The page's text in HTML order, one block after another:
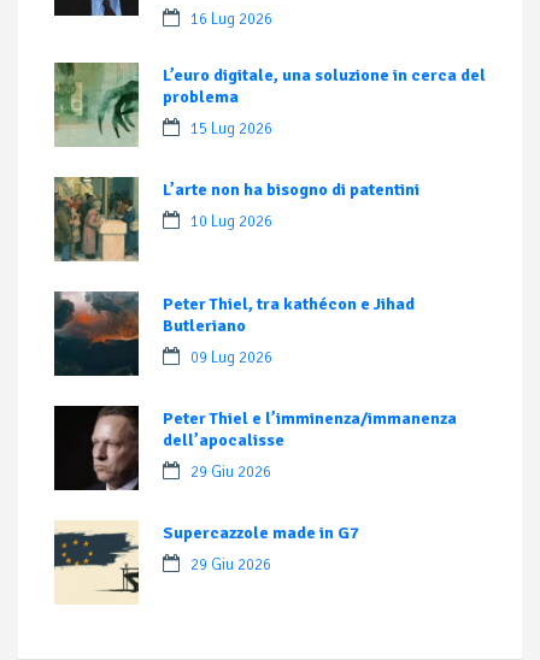
16 Lug 2026
L’euro digitale, una soluzione in cerca del
problema
15 Lug 2026
L’arte non ha bisogno di patentini
10 Lug 2026
Peter Thiel, tra kathécon e Jihad
Butleriano
09 Lug 2026
Peter Thiel e l’imminenza/immanenza
dell’apocalisse
29 Giu 2026
Supercazzole made in G7
29 Giu 2026